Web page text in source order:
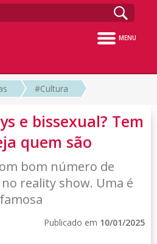
MENU
#Cultura
e bissexual? Tem
quem são
bom número de
reality show. Uma é
famosa
Publicado em 10/01/2025